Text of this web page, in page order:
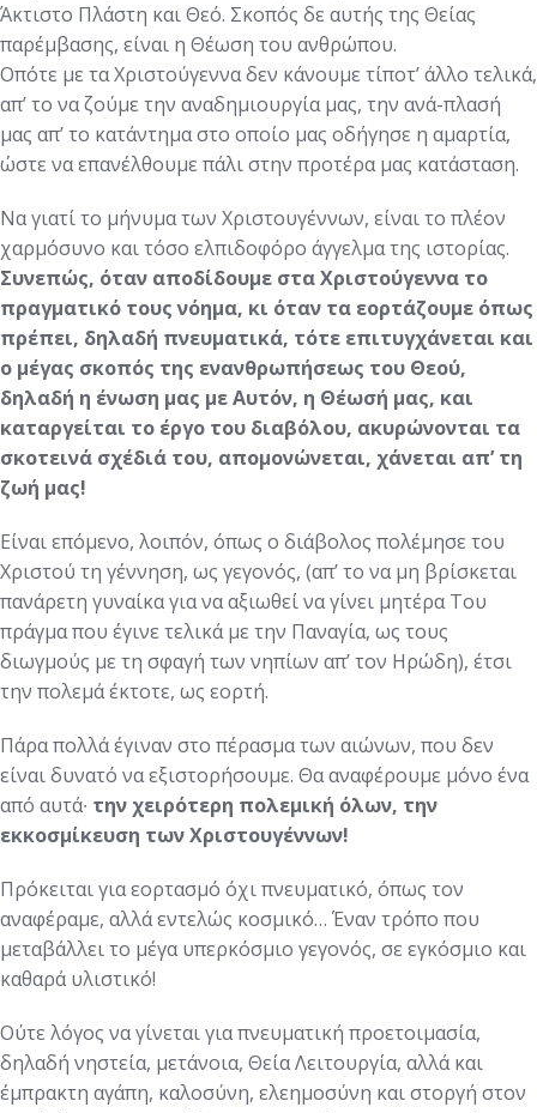
Άκτιστο Πλάστη και Θεό. Σκοπός δε αυτής της Θείας
παρέμβασης, είναι η Θέωση του ανθρώπου.
Οπότε με τα Χριστούγεννα δεν κάνουμε τίποτ’ άλλο τελικά,
απ’ το να ζούμε την αναδημιουργία μας, την ανά-πλασή
μας απ’ το κατάντημα στο οποίο μας οδήγησε η αμαρτία,
ώστε να επανέλθουμε πάλι στην προτέρα μας κατάσταση.
Να γιατί το μήνυμα των Χριστουγέννων, είναι το πλέον
χαρμόσυνο και τόσο ελπιδοφόρο άγγελμα της ιστορίας.
Συνεπώς, όταν αποδίδουμε στα Χριστούγεννα το
πραγματικό τους νόημα, κι όταν τα εορτάζουμε όπως
πρέπει, δηλαδή πνευματικά, τότε επιτυγχάνεται και
ο μέγας σκοπός της ενανθρωπήσεως του Θεού,
δηλαδή η ένωση μας με Αυτόν, η Θέωσή μας, και
καταργείται το έργο του διαβόλου, ακυρώνονται τα
σκοτεινά σχέδιά του, απομονώνεται, χάνεται απ’ τη
ζωή μας!
Είναι επόμενο, λοιπόν, όπως ο διάβολος πολέμησε του
Χριστού τη γέννηση, ως γεγονός, (απ’ το να μη βρίσκεται
πανάρετη γυναίκα για να αξιωθεί να γίνει μητέρα Του
πράγμα που έγινε τελικά με την Παναγία, ως τους
διωγμούς με τη σφαγή των νηπίων απ’ τον Ηρώδη), έτσι
την πολεμά έκτοτε, ως εορτή.
Πάρα πολλά έγιναν στο πέρασμα των αιώνων, που δεν
είναι δυνατό να εξιστορήσουμε. Θα αναφέρουμε μόνο ένα
από αυτά∙ την χειρότερη πολεμική όλων, την
εκκοσμίκευση των Χριστουγέννων!
Πρόκειται για εορτασμό όχι πνευματικό, όπως τον
αναφέραμε, αλλά εντελώς κοσμικό… Έναν τρόπο που
μεταβάλλει το μέγα υπερκόσμιο γεγονός, σε εγκόσμιο και
καθαρά υλιστικό!
Ούτε λόγος να γίνεται για πνευματική προετοιμασία,
δηλαδή νηστεία, μετάνοια, Θεία Λειτουργία, αλλά και
έμπρακτη αγάπη, καλοσύνη, ελεημοσύνη και στοργή στον